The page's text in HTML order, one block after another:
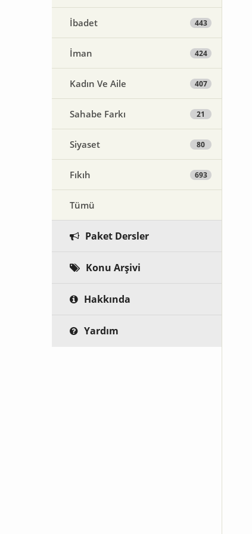
İbadet 443
İman 424
Kadın Ve Aile 407
Sahabe Farkı 21
Siyaset 80
Fıkıh 693
Tümü
Paket Dersler
Konu Arşivi
Hakkında
Yardım